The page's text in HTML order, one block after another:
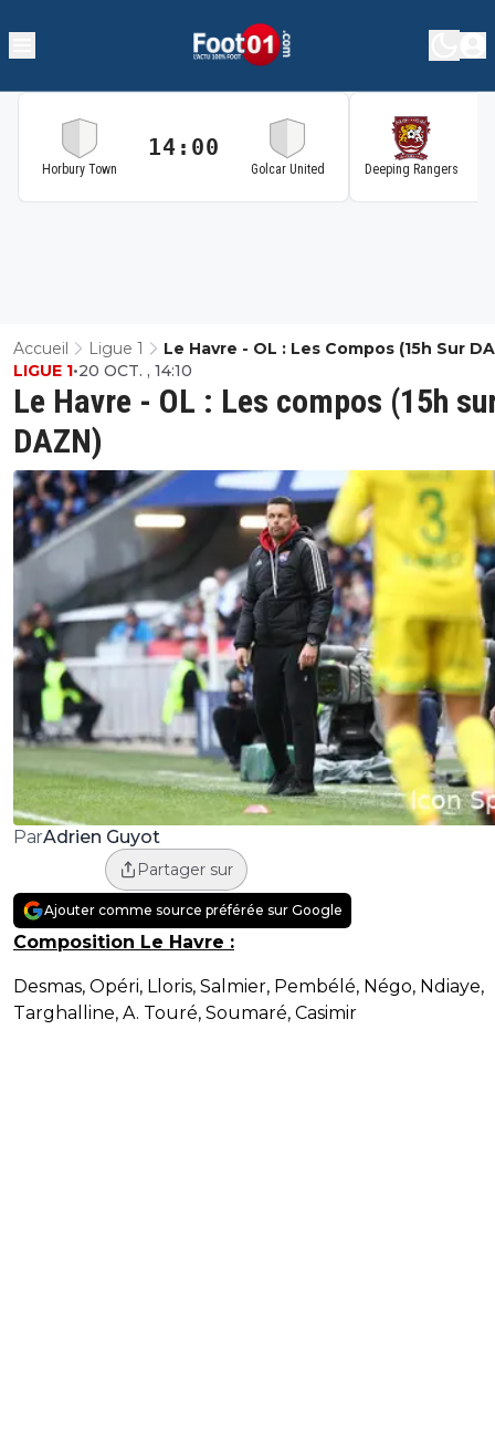
Horbury Town
14:00
Golcar United Deeping Rangers
Accueil Ligue 1 Le Havre - OL : Les Compos (15h Sur
Le Havre - OL : Les compos (15h
DAZN)
LIGUE 1•20 OCT. , 14:10
ParAdrien Guyot
Partager sur
Ajouter comme source préférée sur Google
Composition Le Havre :
Desmas, Opéri, Lloris, Salmier, Pembélé, Négo, Ndiaye,
Targhalline, A. Touré, Soumaré, Casimir